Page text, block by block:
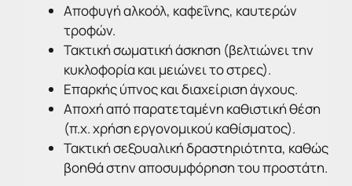
Αποφυγή αλκοόλ, καφεΐνης, καυτερών
τροφών.
Τακτική σωματική άσκηση (βελτιώνει την
κυκλοφορία και μειώνει το στρες).
Επαρκής ύπνος και διαχείριση άγχους.
Αποχή από παρατεταμένη καθιστική θέση
(π.χ. χρήση εργονομικού καθίσματος).
Τακτική σεξουαλική δραστηριότητα, καθώς
βοηθά στην αποσυμφόρηση του προστάτη.